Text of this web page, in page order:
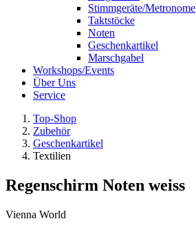
Stimmgeräte/Metronome
Taktstöcke
Noten
Geschenkartikel
Marschgabel
Workshops/Events
Über Uns
Service
Top-Shop
Zubehör
Geschenkartikel
Textilien
Regenschirm Noten weiss
Vienna World